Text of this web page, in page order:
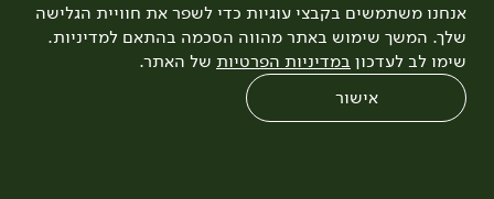
אנחנו משתמשים בקבצי עוגיות כדי לשפר את חוויית הגלישה
שלך. המשך שימוש באתר מהווה הסכמה בהתאם למדיניות.
שימו לב לעדכון במדיניות הפרטיות של האתר.
אישור
עיצוב:3bears פיתוח:Quatro